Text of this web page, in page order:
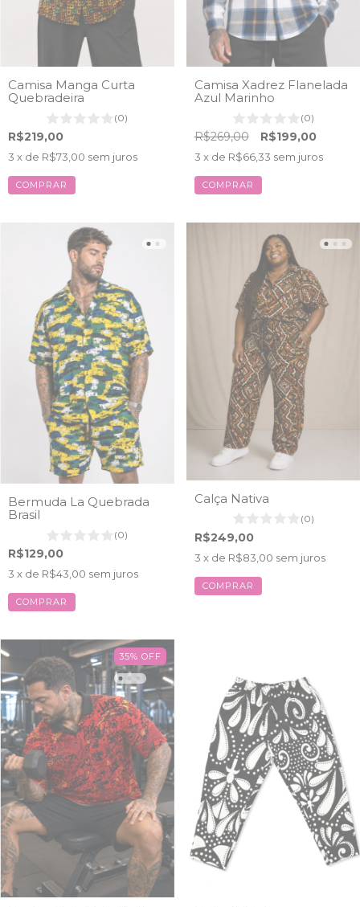
Camisa Manga Curta
Quebradeira
(0)
R$219,00
3 x de R$73,00 sem juros
COMPRAR
Camisa Xadrez Flanelada
Azul Marinho
(0)
R$269,00 R$199,00
3 x de R$66,33 sem juros
COMPRAR
Bermuda La Quebrada
Brasil
(0)
R$129,00
3 x de R$43,00 sem juros
COMPRAR
Calça Nativa
(0)
R$249,00
3 x de R$83,00 sem juros
COMPRAR
35% OFF